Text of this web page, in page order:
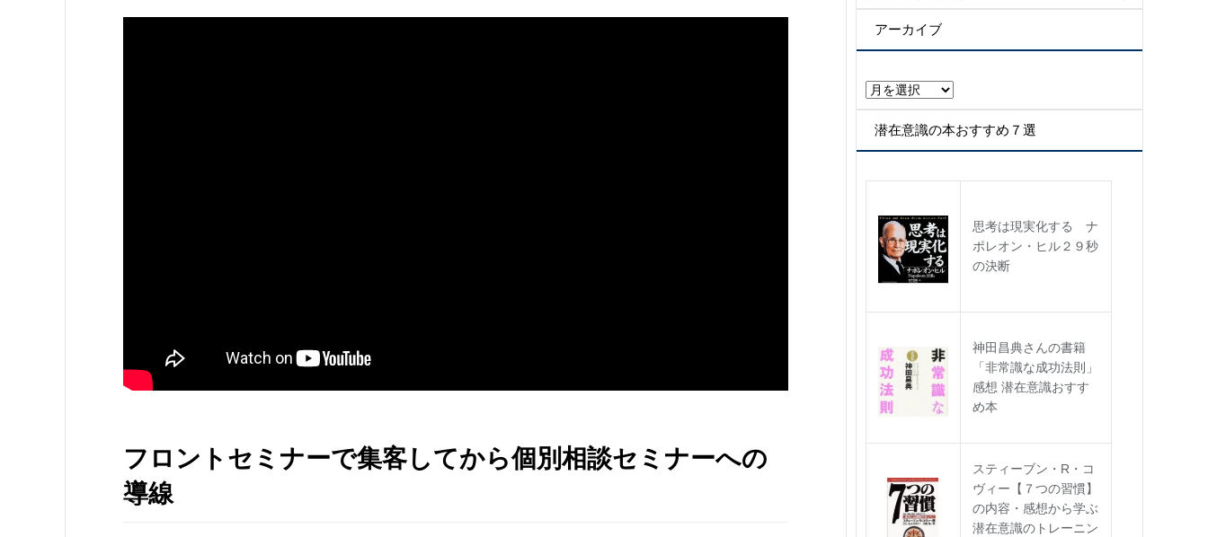
フロントセミナーで集客してから個別相談セミナーへの
導線
テ
ゴ
リ
アーカイブ
ア
ー
カ
イ
潜在意識の本おすすめ７選
思考は現実化する ナ
ポレオン・ヒル２９秒
の決断
神田昌典さんの書籍
「非常識な成功法則」
感想 潜在意識おすす
め本
スティーブン・R・コ
ヴィー【７つの習慣】
の内容・感想から学ぶ
潜在意識のトレーニン